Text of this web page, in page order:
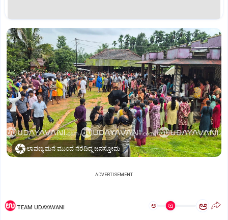
ಲಾವಣ್ಯ ಮನೆ ಮುಂದೆ ನೆರೆದಿದ್ದ ಜನಸ್ತೋಮ
ADVERTISEMENT
TEAM UDAYAVANI ಅ ಅ